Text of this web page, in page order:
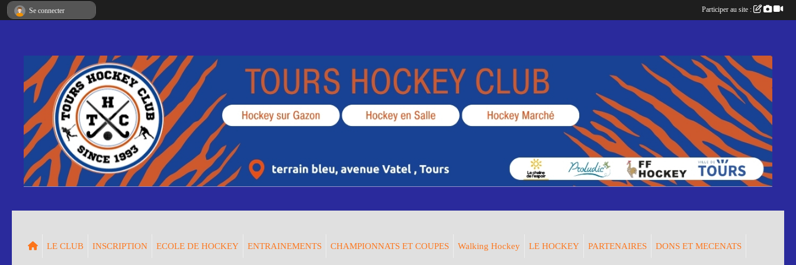
LE CLUB INSCRIPTION ECOLE DE HOCKEY ENTRAINEMENTS CHAMPIONNATS ET COUPES Walking Hockey LE HOCKEY PARTENAIRES DONS ET MECENATS
Se connecter Participer au site :
Panneau de gestion des cookies